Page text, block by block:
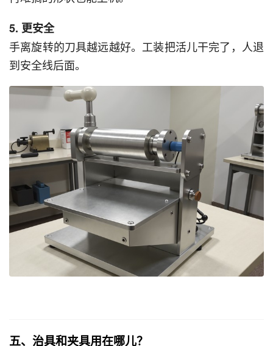
5. 更安全
手离旋转的刀具越远越好。工装把活儿干完了，人退
到安全线后面。
五、治具和夹具用在哪儿？